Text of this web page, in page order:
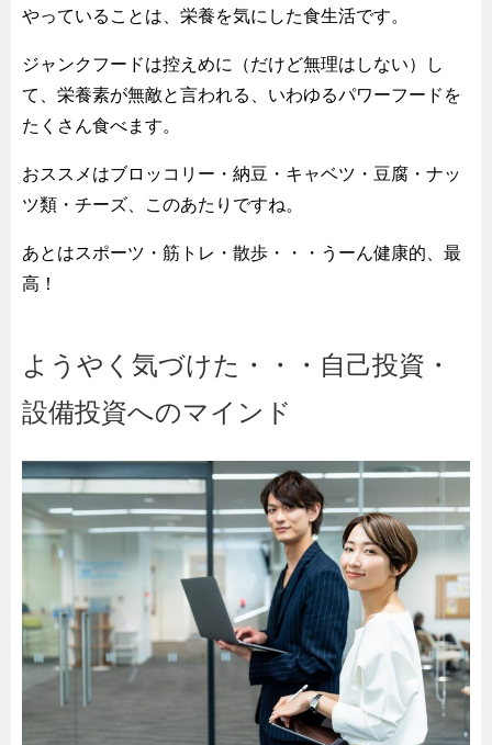
やっていることは、栄養を気にした食生活です。
ジャンクフードは控えめに（だけど無理はしない）し
て、栄養素が無敵と言われる、いわゆるパワーフードを
たくさん食べます。
おススメはブロッコリー・納豆・キャベツ・豆腐・ナッ
ツ類・チーズ、このあたりですね。
あとはスポーツ・筋トレ・散歩・・・うーん健康的、最
高！
ようやく気づけた・・・自己投資・
設備投資へのマインド